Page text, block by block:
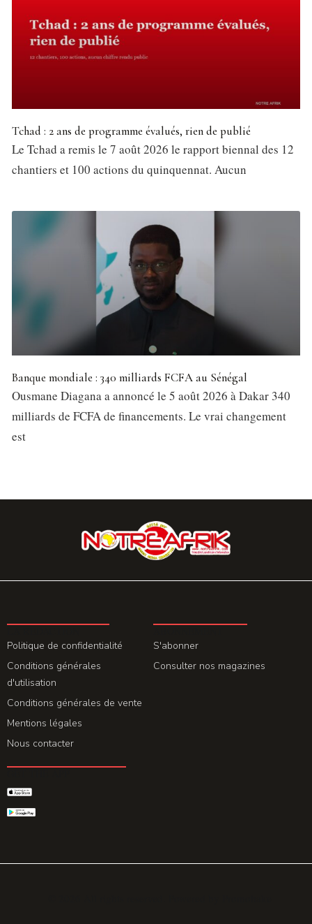
Tchad : 2 ans de programme évalués, rien de publié
Le Tchad a remis le 7 août 2026 le rapport biennal des 12
chantiers et 100 actions du quinquennat. Aucun
Banque mondiale : 340 milliards FCFA au Sénégal
Ousmane Diagana a annoncé le 5 août 2026 à Dakar 340
milliards de FCFA de financements. Le vrai changement
est
Politique de confidentialité
Conditions générales
d'utilisation
Conditions générales de vente
Mentions légales
Nous contacter
S'abonner
Consulter nos magazines